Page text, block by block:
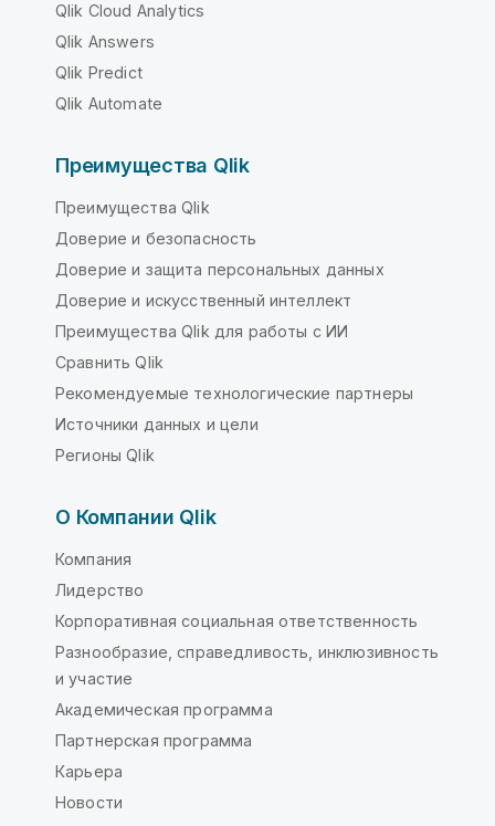
Qlik Cloud Analytics
Qlik Answers
Qlik Predict
Qlik Automate
Преимущества Qlik
Преимущества Qlik
Доверие и безопасность
Доверие и защита персональных данных
Доверие и искусственный интеллект
Преимущества Qlik для работы с ИИ
Сравнить Qlik
Рекомендуемые технологические партнеры
Источники данных и цели
Регионы Qlik
О Компании Qlik
Компания
Лидерство
Корпоративная социальная ответственность
Разнообразие, справедливость, инклюзивность
и участие
Академическая программа
Партнерская программа
Карьера
Новости